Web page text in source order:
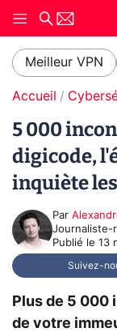
Meilleur VPN
Accueil
5 000
digicode,
inquiète
Par
Journaliste-
Publié le 13
Suivez-
Plus de 5 000
de votre